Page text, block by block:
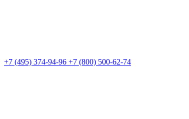
+7 (495) 374-94-96 +7 (800) 500-62-74